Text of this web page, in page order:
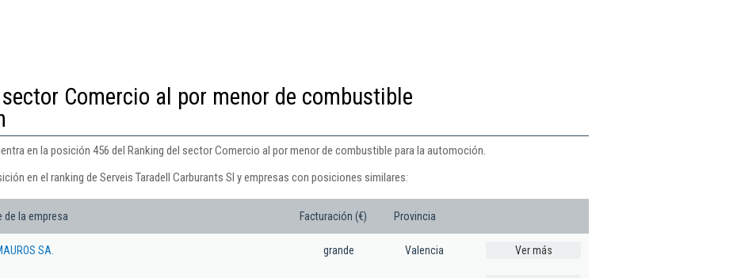
Comercio al por menor de combustible
en la posición 456 del Ranking del sector Comercio al por menor de combustible para la automoción.
en el ranking de Serveis Taradell Carburants Sl y empresas con posiciones similares:
de la empresa Facturación (€) Provincia
SA. grande Valencia Ver más